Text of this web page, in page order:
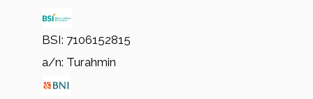
BSI: 7106152815
a/n: Turahmin